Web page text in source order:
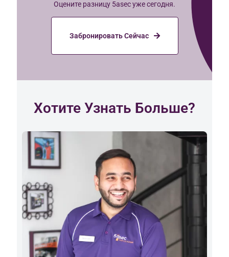
Оцените разницу 5asec уже сегодня.
Забронировать Сейчас
Хотите Узнать Больше?